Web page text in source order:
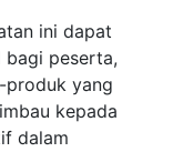
ini dapat
bagi peserta,
produk yang
kepada
dalam